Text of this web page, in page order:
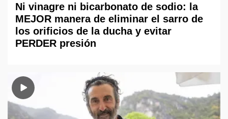
Ni vinagre ni bicarbonato de sodio: la
MEJOR manera de eliminar el sarro de
los orificios de la ducha y evitar
PERDER presión